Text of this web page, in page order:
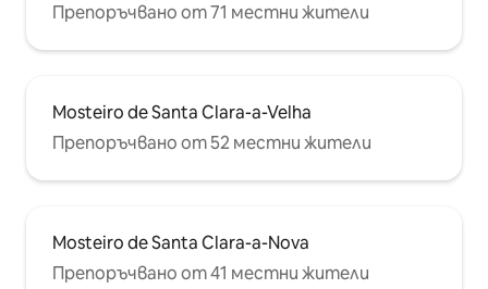
Препоръчвано от 71 местни жители
Mosteiro de Santa Clara-a-Velha
Препоръчвано от 52 местни жители
Mosteiro de Santa Clara-a-Nova
Препоръчвано от 41 местни жители